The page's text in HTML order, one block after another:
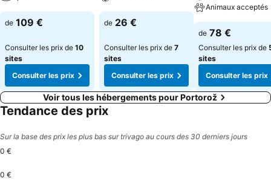
de 109 €
Consulter les prix de 10
sites
Consulter les prix
de 26 €
Consulter les prix de 7
sites
Consulter les prix
Animaux acceptés
de 78 €
Consulter les prix de
sites
Consulter les prix
Voir tous les hébergements pour Portorož
Tendance des prix
Sur la base des prix les plus bas sur trivago au cours des 30 derniers jours
0 €
0 €